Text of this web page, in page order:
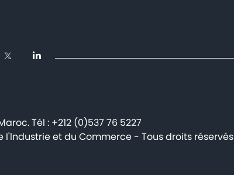
Tél : +212 (0)537 76 5227
et du Commerce - Tous droits réservés